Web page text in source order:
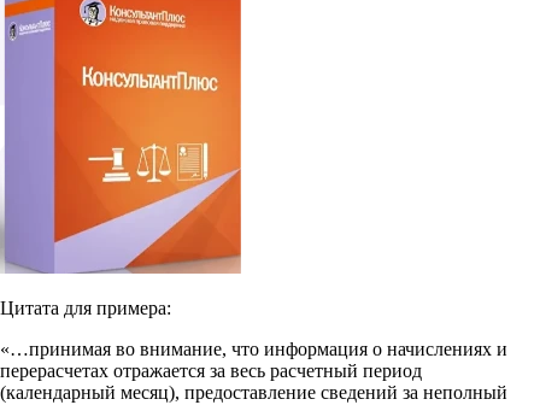
Цитата для примера:
«…принимая во внимание, что информация о начислениях и
перерасчетах отражается за весь расчетный период
(календарный месяц), предоставление сведений за неполный